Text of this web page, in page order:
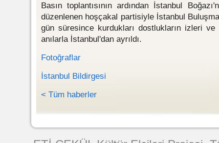
Basın toplantısının ardından İstanbul
düzenlenen hoşçakal partisiyle İstanbul
gün süresince kurdukları dostlukların izleri ve
anılarla İstanbul'dan ayrıldı.
Fotoğraflar
İstanbul Bildirgesi
< Tüm haberler